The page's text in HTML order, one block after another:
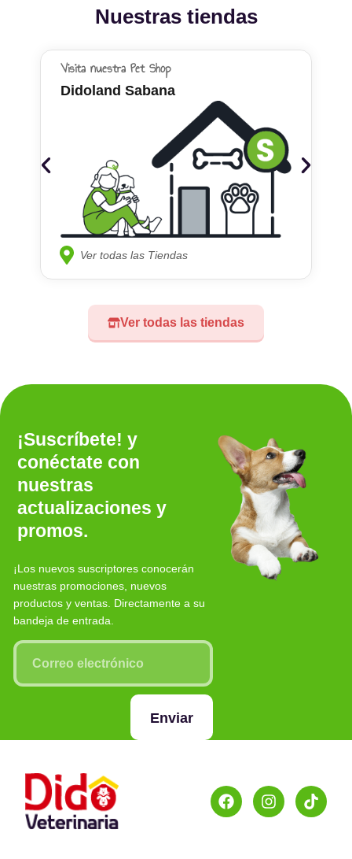
Nuestras tiendas
Ver todas las tiendas
Visita nuestra Pet Shop
Didoland Sabana
Ver todas las Tiendas
¡Suscríbete! y
conéctate con
nuestras
actualizaciones y
promos.
¡Los nuevos suscriptores conocerán
nuestras promociones, nuevos
productos y ventas. Directamente a su
bandeja de entrada.
Enviar